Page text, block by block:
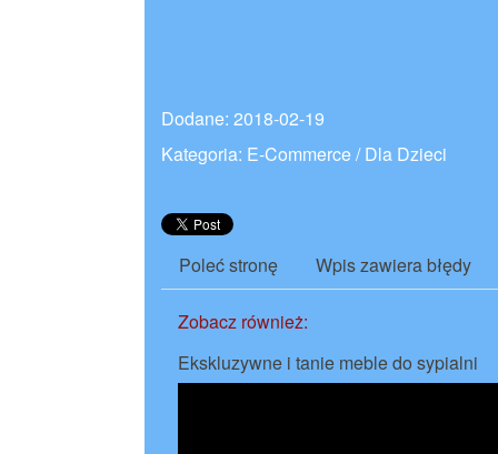
Dodane: 2018-02-19
Kategoria: E-Commerce / Dla Dzieci
Poleć stronę Wpis zawiera błędy
Zobacz również:
Ekskluzywne i tanie meble do sypialni